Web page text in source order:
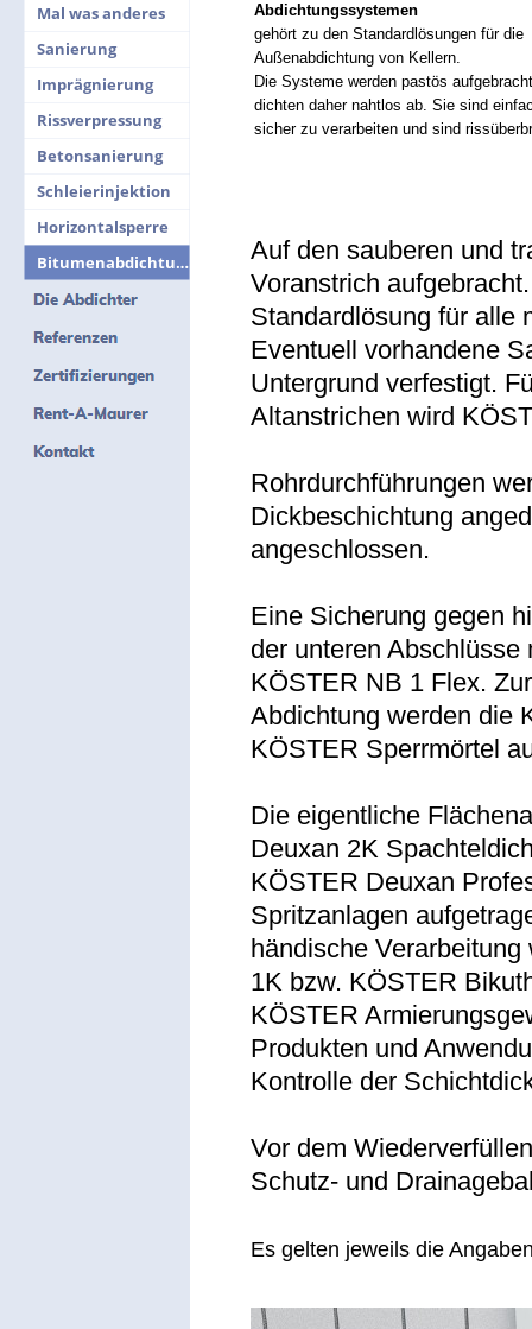
Mal was anderes
Sanierung
Imprägnierung
Rissverpressung
Betonsanierung
Schleierinjektion
Horizontalsperre
Bitumenabdichtung
Abdichtungssystemen
gehört zu den Standardlösungen für die
Außenabdichtung von Kellern.
Die Systeme werden pastös
dichten daher nahtlos ab. Sie sind
sicher zu verarbeiten und sind
Auf den sauberen und
Voranstrich
Standardlösung für alle
Eventuell vorhandene
Untergrund verfestigt.
Altanstrichen wird
Rohrdurchführungen
Dickbeschichtung
angeschlossen.
Eine Sicherung gegen
der unteren
KÖSTER NB 1 Flex.
Abdichtung werden die
KÖSTER Sperrmörtel
Die eigentliche
Deuxan 2K
KÖSTER Deuxan
Spritzanlagen
händische
1K bzw. KÖSTER
KÖSTER
Produkten und
Kontrolle der
Vor dem
Schutz- und
Es gelten jeweils die